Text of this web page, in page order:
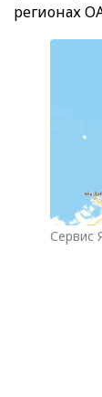
регионах
Сервис